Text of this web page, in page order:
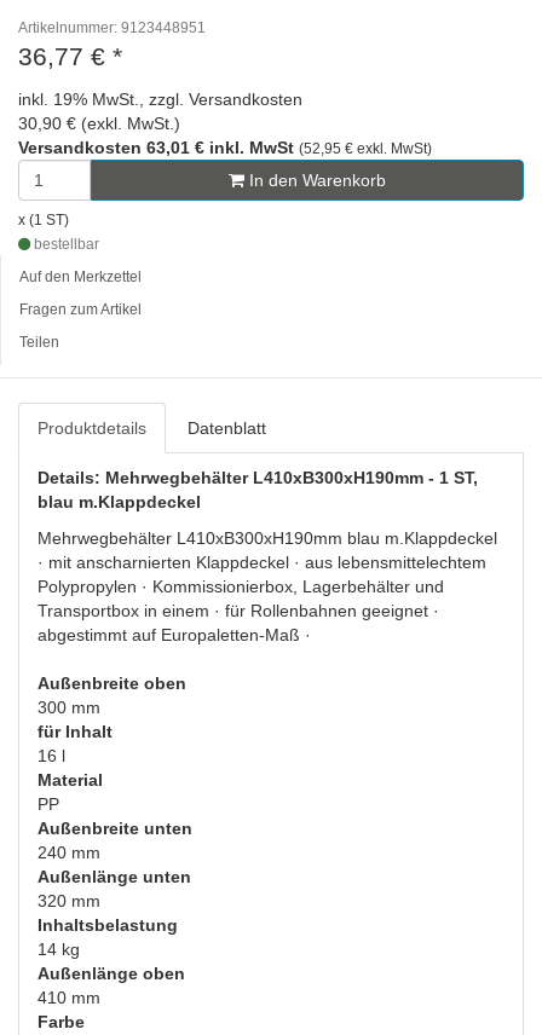
Artikelnummer: 9123448951
36,77 € *
inkl. 19% MwSt., zzgl. Versandkosten
30,90 € (exkl. MwSt.)
Versandkosten 63,01 € inkl. MwSt (52,95 € exkl. MwSt)
In den Warenkorb
x (1 ST)
bestellbar
Auf den Merkzettel
Fragen zum Artikel
Teilen
Produktdetails Datenblatt
Details: Mehrwegbehälter L410xB300xH190mm - 1 ST,
blau m.Klappdeckel
Mehrwegbehälter L410xB300xH190mm blau m.Klappdeckel
· mit anscharnierten Klappdeckel · aus lebensmittelechtem
Polypropylen · Kommissionierbox, Lagerbehälter und
Transportbox in einem · für Rollenbahnen geeignet ·
abgestimmt auf Europaletten-Maß ·
Außenbreite oben
300 mm
für Inhalt
16 l
Material
PP
Außenbreite unten
240 mm
Außenlänge unten
320 mm
Inhaltsbelastung
14 kg
Außenlänge oben
410 mm
Farbe